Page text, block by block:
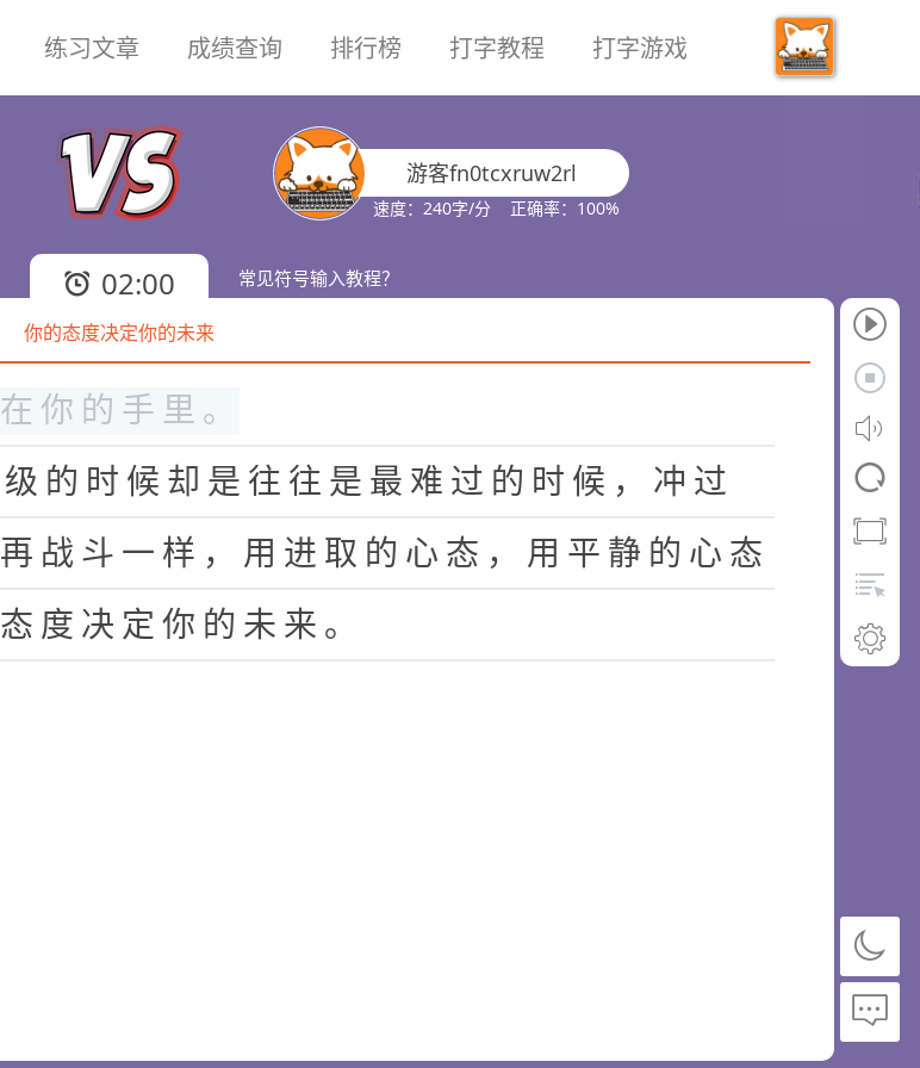
练习文章 成绩查询 排行榜 打字教程 打字游戏
02:00
游客fn0tcxruw2rl
速度：240字/分 正确率：100%
常见符号输入教程？
你的态度决定你的未来
里！有 时候 自 都对 活感到 了恐 惧
须鼓起 走下
什 么样的 活就具有什么样的生活
易 出先的时 候 ，就看你
切，自我决定
在 你 的 手 里 。
级 的 时 候 却 是 往 往 是 最 难 过 的 时 候 ， 冲 过
再 战 斗 一 样 ， 用 进 取 的 心 态 ， 用 平 静 的 心 态
态 度 决 定 你 的 未 来 。